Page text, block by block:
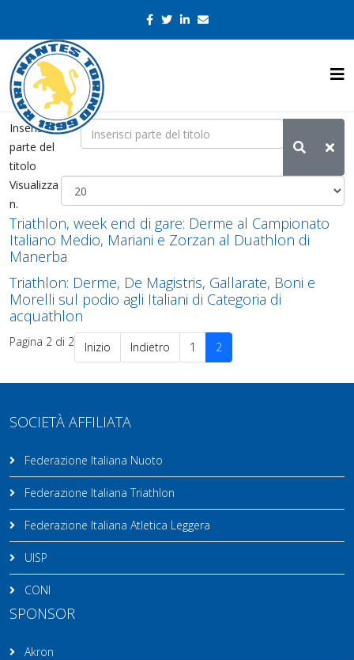
Inserisci
parte del
titolo
Visualizza
n.
Triathlon, week end di gare: Derme al Campionato
Italiano Medio, Mariani e Zorzan al Duathlon di
Manerba
Triathlon: Derme, De Magistris, Gallarate, Boni e
Morelli sul podio agli Italiani di Categoria di
acquathlon
Pagina 2 di 2 Inizio Indietro 1 2
SOCIETÀ AFFILIATA
Federazione Italiana Nuoto
Federazione Italiana Triathlon
Federazione Italiana Atletica Leggera
UISP
CONI
SPONSOR
Akron